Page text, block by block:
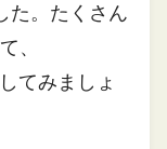
た。たくさん
、
てみましょ